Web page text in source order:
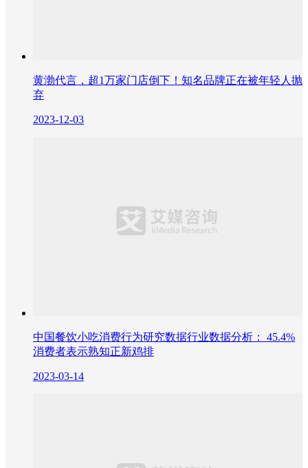
黄渤代言，超1万家门店倒下！知名品牌正在被年轻人抛
弃
2023-12-03
中国餐饮小吃消费行为研究数据行业数据分析： 45.4%
消费者表示熟知正新鸡排
2023-03-14